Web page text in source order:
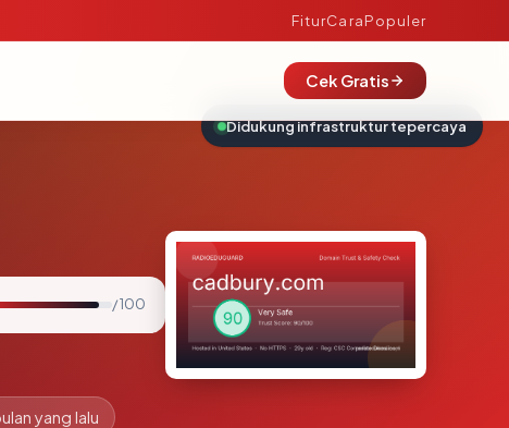
FiturCaraPopuler
Cek Gratis
/ 100
yang lalu
Didukung infrastruktur tepercaya